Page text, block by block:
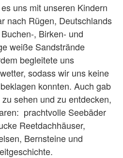
uns mit unseren Kindern
nach Rügen, Deutschlands
, Birken- und
weiße Sandstrände
begleitete uns
sodass wir uns keine
konnten. Auch gab
sehen und zu entdecken,
prachtvolle Seebäder
Reetdachhäuser,
Bernsteine und